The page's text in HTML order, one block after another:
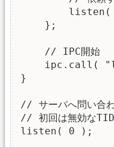
listen(
    };
    // IPC開始
ipc.call(
}
// サーバへ問い合
// 初回は無効なTID
listen( 0 );